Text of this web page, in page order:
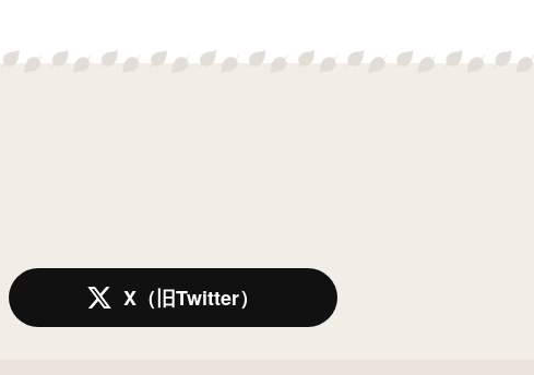
X（旧Twitter）